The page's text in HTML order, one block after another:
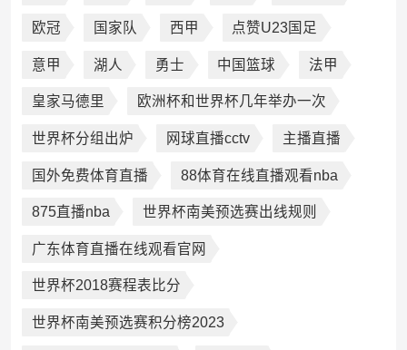
欧冠 国家队 西甲 点赞U23国足
意甲 湖人 勇士 中国篮球 法甲
皇家马德里 欧洲杯和世界杯几年举办一次
世界杯分组出炉 网球直播cctv 主播直播
国外免费体育直播 88体育在线直播观看nba
875直播nba 世界杯南美预选赛出线规则
广东体育直播在线观看官网
世界杯2018赛程表比分
世界杯南美预选赛积分榜2023